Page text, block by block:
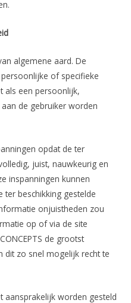
algemene aard. De
of specifieke
als een persoonlijk,
de gebruiker worden
opdat de ter
juist, nauwkeurig en
inspanningen kunnen
beschikking gestelde
onjuistheden zou
op of via de site
de grootst
dit zo snel mogelijk recht te
aansprakelijk worden gesteld